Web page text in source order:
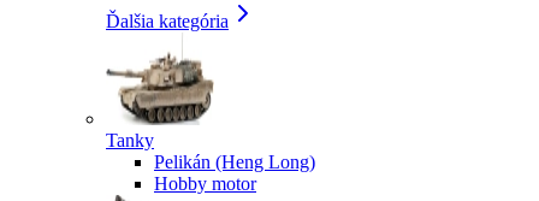
Ďalšia kategória
Tanky
Pelikán (Heng Long)
Hobby motor